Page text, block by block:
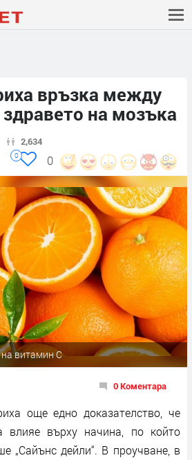
връзка между
на мозъка
2,634
0
0
витамин C
0 Коментара
още едно доказателство, че
влияе върху начина, по който
„Сайънс дейли“. В проучване, в